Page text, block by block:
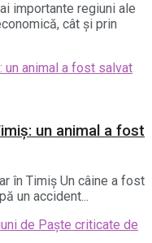
importante regiuni ale
cât și prin
un animal a fost
în Timiș Un câine a fost
un accident...